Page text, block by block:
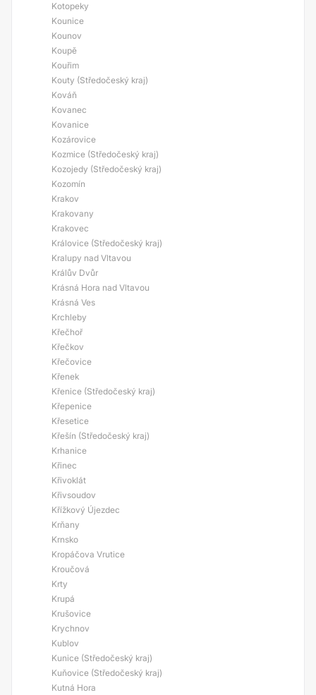
Kotopeky
Kounice
Kounov
Koupě
Kouřim
Kouty (Středočeský kraj)
Kováň
Kovanec
Kovanice
Kozárovice
Kozmice (Středočeský kraj)
Kozojedy (Středočeský kraj)
Kozomín
Krakov
Krakovany
Krakovec
Královice (Středočeský kraj)
Kralupy nad Vltavou
Králův Dvůr
Krásná Hora nad Vltavou
Krásná Ves
Krchleby
Křečhoř
Křečkov
Křečovice
Křenek
Křenice (Středočeský kraj)
Křepenice
Křesetice
Křešín (Středočeský kraj)
Krhanice
Křinec
Křivoklát
Křivsoudov
Křížkový Újezdec
Krňany
Krnsko
Kropáčova Vrutice
Kroučová
Krty
Krupá
Krušovice
Krychnov
Kublov
Kunice (Středočeský kraj)
Kuňovice (Středočeský kraj)
Kutná Hora